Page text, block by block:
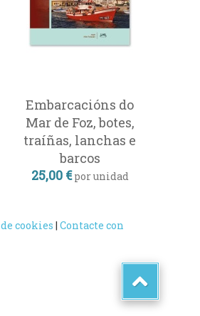
Embarcacións do
Mar de Foz, botes,
traíñas, lanchas e
barcos
25,00 € por unidad
cookies | Contacte con